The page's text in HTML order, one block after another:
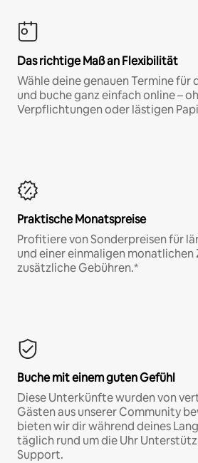
Das richtige Maß an Flexibilität
Wähle deine genauen Termine für
und buche ganz einfach online –
Verpflichtungen oder lästigen
Praktische Monatspreise
Profitiere von Sonderpreisen für
und einer einmaligen monatlichen
zusätzliche Gebühren.*
Buche mit einem guten Gefühl
Diese Unterkünfte wurden von
Gästen aus unserer Community
bieten wir dir während deines
täglich rund um die Uhr
Support.